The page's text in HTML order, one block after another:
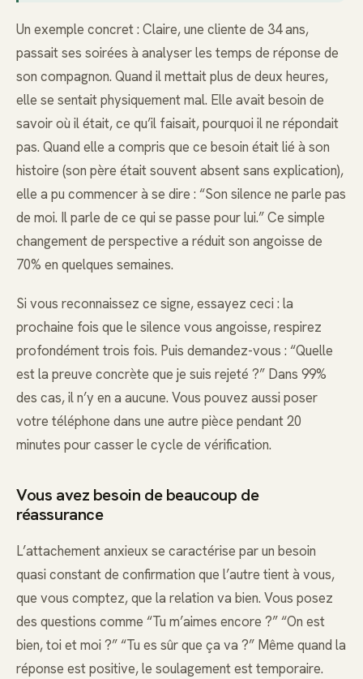
Un exemple concret : Claire, une cliente de 34 ans,
passait ses soirées à analyser les temps de réponse de
son compagnon. Quand il mettait plus de deux heures,
elle se sentait physiquement mal. Elle avait besoin de
savoir où il était, ce qu’il faisait, pourquoi il ne répondait
pas. Quand elle a compris que ce besoin était lié à son
histoire (son père était souvent absent sans explication),
elle a pu commencer à se dire : “Son silence ne parle pas
de moi. Il parle de ce qui se passe pour lui.” Ce simple
changement de perspective a réduit son angoisse de
70% en quelques semaines.
Si vous reconnaissez ce signe, essayez ceci : la
prochaine fois que le silence vous angoisse, respirez
profondément trois fois. Puis demandez-vous : “Quelle
est la preuve concrète que je suis rejeté ?” Dans 99%
des cas, il n’y en a aucune. Vous pouvez aussi poser
votre téléphone dans une autre pièce pendant 20
minutes pour casser le cycle de vérification.
Vous avez besoin de beaucoup de
réassurance
L’attachement anxieux se caractérise par un besoin
quasi constant de confirmation que l’autre tient à vous,
que vous comptez, que la relation va bien. Vous posez
des questions comme “Tu m’aimes encore ?” “On est
bien, toi et moi ?” “Tu es sûr que ça va ?” Même quand la
réponse est positive, le soulagement est temporaire.